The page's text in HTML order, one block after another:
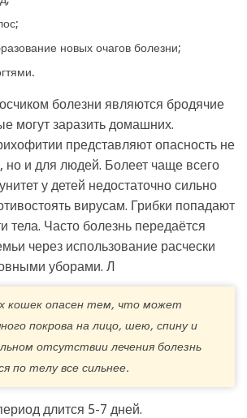
новых очагов болезни;
болезни являются бродячие
могут заразить домашних.
представляют опасность не
но и для людей. Болеет чаще всего
у детей недостаточно сильно
вирусам. Грибки попадают
тела. Часто болезнь передаётся
через использование расчески
уборами. Л
кошек опасен тем, что может
покрова на лицо, шею, спину и
отсутствии лечения болезнь
по телу все сильнее.
длится 5-7 дней.